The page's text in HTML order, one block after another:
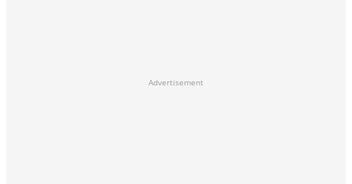
Advertisement